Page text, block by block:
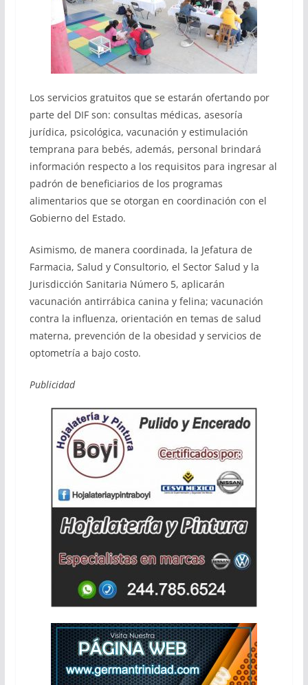
Los servicios gratuitos que se estarán ofertando por
parte del DIF son: consultas médicas, asesoría
jurídica, psicológica, vacunación y estimulación
temprana para bebés, además, personal brindará
información respecto a los requisitos para ingresar al
padrón de beneficiarios de los programas
alimentarios que se otorgan en coordinación con el
Gobierno del Estado.
Asimismo, de manera coordinada, la Jefatura de
Farmacia, Salud y Consultorio, el Sector Salud y la
Jurisdicción Sanitaria Número 5, aplicarán
vacunación antirrábica canina y felina; vacunación
contra la influenza, orientación en temas de salud
materna, prevención de la obesidad y servicios de
optometría a bajo costo.
Publicidad